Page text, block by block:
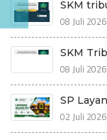
SKM
08 Juli 2026
SKM
08 Juli 2026
SP
02 Juli 2026